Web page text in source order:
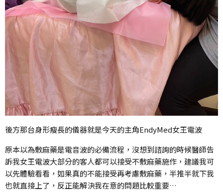
後方那台身形瘦長的儀器就是今天的主角EndyMed女王電波
原本以為敷麻藥是電音波的必備流程，沒想到諮詢的時候醫師告
訴我女王電波大部分的客人都可以接受不敷麻藥施作，建議我可
以先體驗看看，如果真的不能接受再考慮敷麻藥，半推半就下我
也就直接上了，反正能解決我在意的問題比較重要…